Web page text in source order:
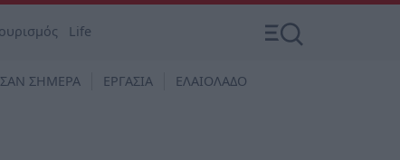
Life
ΣΑΝ ΣΗΜΕΡΑ ΕΡΓΑΣΙΑ ΕΛΑΙΟΛΑΔΟ